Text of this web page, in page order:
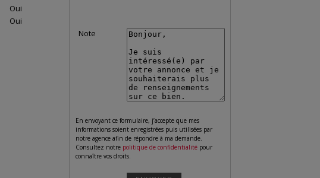
Oui
Oui
Note
En envoyant ce formulaire, j’accepte que mes
informations soient enregistrées puis utilisées par
notre agence afin de répondre à ma demande.
Consultez notre politique de confidentialité pour
connaître vos droits.